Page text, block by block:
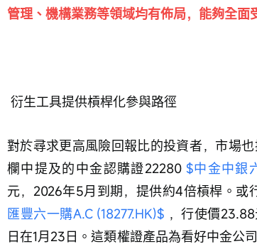
管理、機構業務等領域均有佈局，能夠全面
衍生工具提供槓桿化參與路徑
對於尋求更高風險回報比的投資者，市場
欄中提及的中金認購證22280 $中金中銀
元，2026年5月到期，提供約4倍槓桿。或
匯豐六一購A.C (18277.HK)$ ，行使價
日在1月23日。這類權證產品為看好中金公